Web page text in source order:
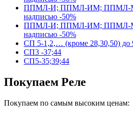
ППМЛ-И; ППМЛ-ИМ; ППМЛ-М
надписью -50%
ППМЛ-И; ППМЛ-ИМ; ППМЛ-М
надписью -50%
СП 5-1,2,… (кроме 28,30,50) до
СП3 -37;44
СП5-35;39;44
Покупаем Реле
Покупаем по самым высоким ценам: